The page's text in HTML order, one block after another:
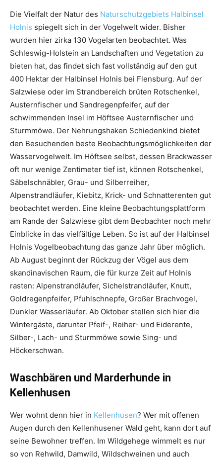
Die Vielfalt der Natur des Naturschutzgebiets Halbinsel
Holnis spiegelt sich in der Vogelwelt wider. Bisher
wurden hier zirka 130 Vogelarten beobachtet. Was
Schleswig-Holstein an Landschaften und Vegetation zu
bieten hat, das findet sich fast vollständig auf den gut
400 Hektar der Halbinsel Holnis bei Flensburg. Auf der
Salzwiese oder im Strandbereich brüten Rotschenkel,
Aus­ternfischer und Sandregenpfeifer, auf der
schwimmenden Insel im Höftsee Austern­fischer und
Sturmmöwe. Der Nehrungs­haken Schiedenkind bietet
den Besu­chenden beste Beobachtungsmöglichkeiten der
Wasservogelwelt. Im Höftsee selbst, dessen Brackwasser
oft nur wenige Zentimeter tief ist, können Rotschenkel,
Säbelschnäbler, Grau-­ und Silberreiher,
Alpenstrandläufer, Kiebitz, Krick-­ und Schnatterenten gut
beobach­tet werden. Eine kleine Beobachtungsplattform
am Rande der Salzwiese gibt dem Beobachter noch mehr
Einblicke in das vielfältige Leben. So ist auf der Halbinsel
Holnis Vogelbeobachtung das ganze Jahr über möglich.
Ab August beginnt der Rückzug der Vögel aus dem
skandinavischen Raum, die für kurze Zeit auf Holnis
rasten: Alpenstrand­läufer, Sichelstrandläufer, Knutt,
Goldre­genpfeifer, Pfuhlschnepfe, Großer Brach­vogel,
Dunkler Wasserläufer. Ab Oktober stellen sich hier die
Wintergäste, darunter Pfeif-­, Reiher- und Eiderente,
Silber-, Lach-­ und Sturmmöwe sowie Sing-­ und
Höckerschwan.
Waschbären und Marderhunde in
Kellenhusen
Wer wohnt denn hier in Kellenhusen? Wer mit offenen
Augen durch den Kellenhusener Wald geht, kann dort auf
seine Bewohner treffen. Im Wildgehege wimmelt es nur
so von Rehwild, Damwild, Wildschweinen und auch